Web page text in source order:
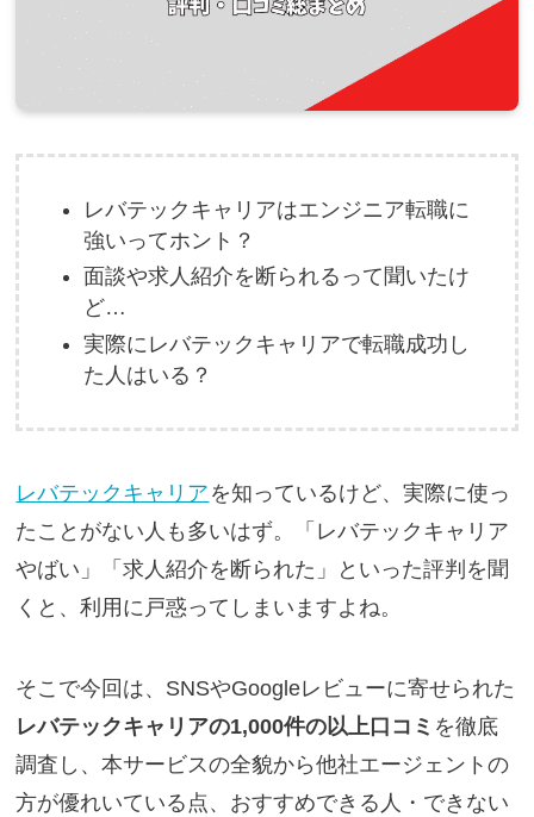
レバテックキャリアはエンジニア転職に
強いってホント？
面談や求人紹介を断られるって聞いたけ
ど…
実際にレバテックキャリアで転職成功し
た人はいる？
レバテックキャリア を知っているけど、実際に使っ
たことがない人も多いはず。「レバテックキャリア
やばい」「求人紹介を断られた」といった評判を聞
くと、利用に戸惑ってしまいますよね。
そこで今回は、SNSやGoogleレビューに寄せられた
レバテックキャリアの1,000件の以上口コミ を徹底
調査し、本サービスの全貌から他社エージェントの
方が優れいている点、おすすめできる人・できない